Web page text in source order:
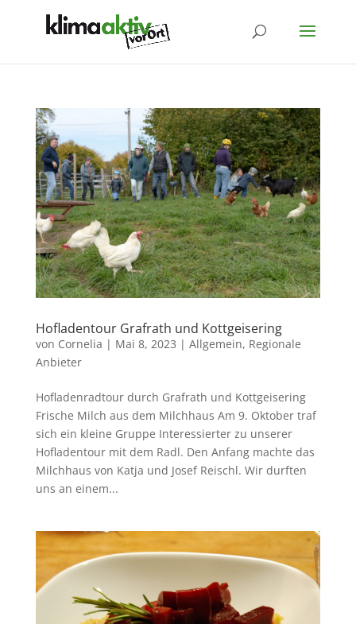
Hofladentour Grafrath und Kottgeisering
von Cornelia | Mai 8, 2023 | Allgemein, Regionale
Anbieter
Hofladenradtour durch Grafrath und Kottgeisering
Frische Milch aus dem Milchhaus Am 9. Oktober traf
sich ein kleine Gruppe Interessierter zu unserer
Hofladentour mit dem Radl. Den Anfang machte das
Milchhaus von Katja und Josef Reischl. Wir durften
uns an einem...